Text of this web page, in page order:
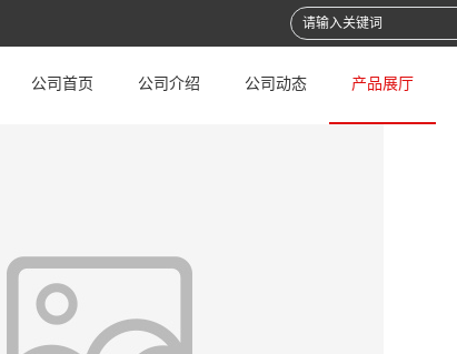
公司首页 公司介绍 公司动态 产品展厅